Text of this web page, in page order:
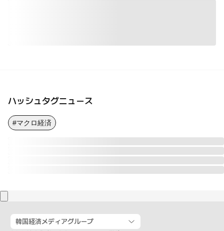
ハッシュタグニュース
#マクロ経済
韓国経済メディアグループ